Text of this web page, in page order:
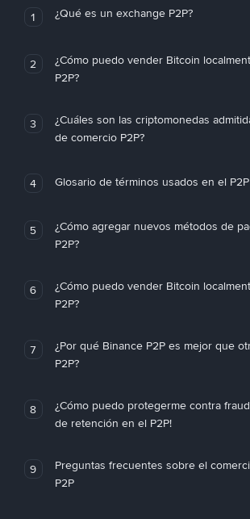
1 ¿Qué es un exchange P2P?
2
¿Cómo puedo vender Bitcoin
P2P?
3
¿Cuáles son las criptomonedas
de comercio P2P?
4 Glosario de términos usados en el P2P
5
¿Cómo agregar nuevos métodos de
P2P?
6
¿Cómo puedo vender Bitcoin
P2P?
7
¿Por qué Binance P2P es mejor que
P2P?
8
¿Cómo puedo protegerme contra
de retención en el P2P!
9
Preguntas frecuentes sobre el
P2P